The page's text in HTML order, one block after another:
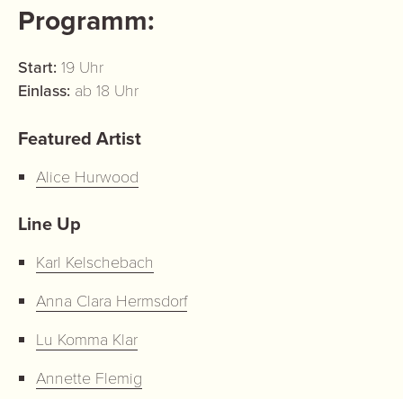
Programm:
Start: 19 Uhr
Einlass: ab 18 Uhr
Featured Artist
Alice Hurwood
Line Up
Karl Kelschebach
Anna Clara Hermsdorf
Lu Komma Klar
Annette Flemig